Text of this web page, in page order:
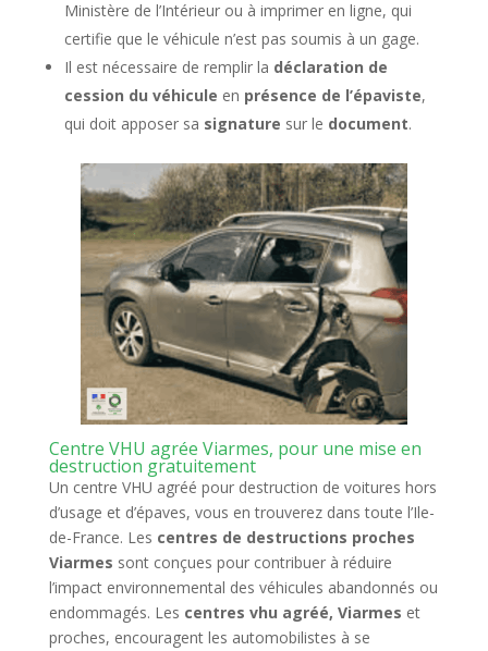
Ministère de l’Intérieur ou à imprimer en ligne, qui
certifie que le véhicule n’est pas soumis à un gage.
Il est nécessaire de remplir la déclaration de
cession du véhicule en présence de l’épaviste,
qui doit apposer sa signature sur le document.
Centre VHU agrée Viarmes, pour une mise en
destruction gratuitement
Un centre VHU agréé pour destruction de voitures hors
d’usage et d’épaves, vous en trouverez dans toute l’Ile-
de-France. Les centres de destructions proches
Viarmes sont conçues pour contribuer à réduire
l’impact environnemental des véhicules abandonnés ou
endommagés. Les centres vhu agréé, Viarmes et
proches, encouragent les automobilistes à se